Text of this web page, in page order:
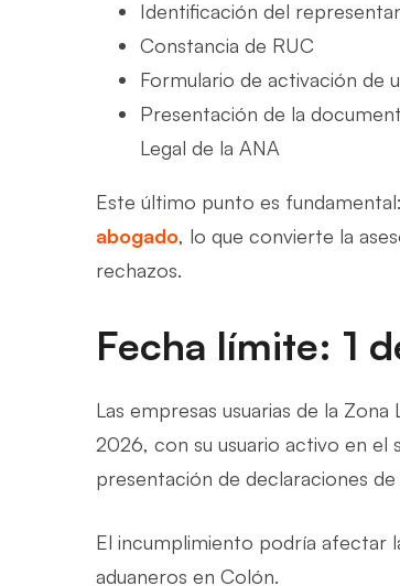
Identificación del
Constancia de RUC
Formulario de activación de
Presentación de la
Legal de la ANA
Este último punto es fundamental:
abogado, lo que convierte la
rechazos.
Fecha límite: 1
Las empresas usuarias de la
2026, con su usuario activo en el
presentación de declaraciones
El incumplimiento podría afectar
aduaneros en Colón.